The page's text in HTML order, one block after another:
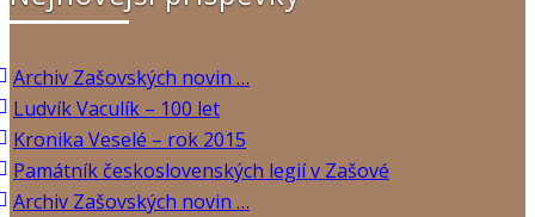
Archiv Zašovských novin …
Ludvík Vaculík – 100 let
Kronika Veselé – rok 2015
Památník československých legií v Zašové
Archiv Zašovských novin …